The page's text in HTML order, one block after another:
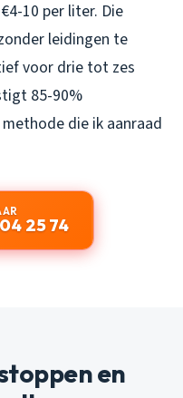
10 per liter. Die
leidingen te
voor drie tot zes
85-90%
die ik aanraad
25 74
en